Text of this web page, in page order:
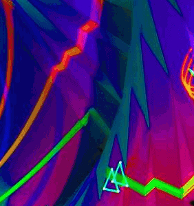
colonnes
les colonnes affichées
PEINTURE ETC
ET MUSIQUE